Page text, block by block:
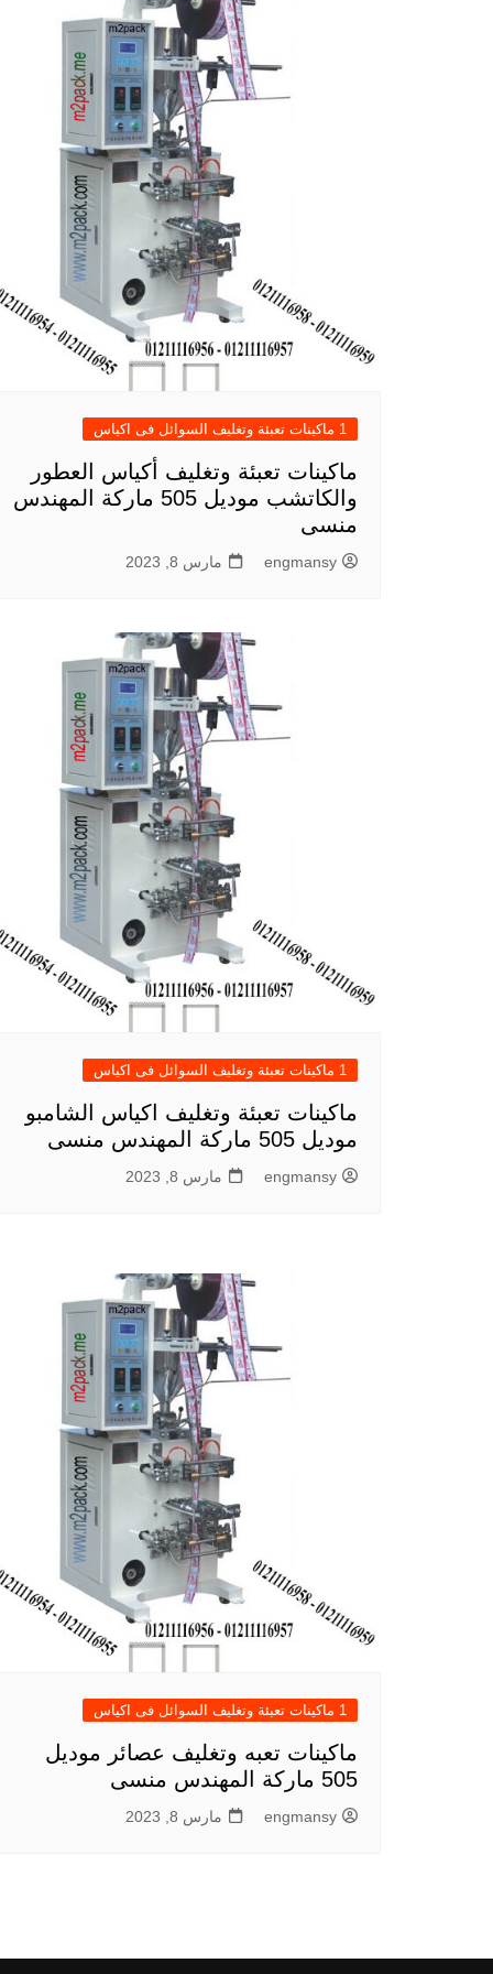
1 ماكينات تعبئة وتغليف السوائل فى اكياس
ماكينات تعبئة وتغليف أكياس العطور
والكاتشب موديل 505 ماركة المهندس
منسى
engmansy مارس 8, 2023
1 ماكينات تعبئة وتغليف السوائل فى اكياس
ماكينات تعبئة وتغليف اكياس الشامبو
موديل 505 ماركة المهندس منسى
engmansy مارس 8, 2023
1 ماكينات تعبئة وتغليف السوائل فى اكياس
ماكينات تعبه وتغليف عصائر موديل
505 ماركة المهندس منسى
engmansy مارس 8, 2023